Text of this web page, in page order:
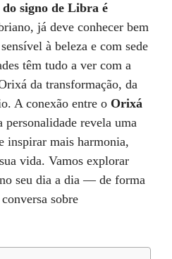
signo de Libra é
já deve conhecer bem
à beleza e com sede
têm tudo a ver com a
da transformação, da
A conexão entre o Orixá
personalidade revela uma
inspirar mais harmonia,
vida. Vamos explorar
seu dia a dia — de forma
sobre